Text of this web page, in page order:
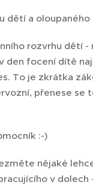
dětí a
rozvrhu dětí
den focení dítě
To je zkrátka
přenese se
:-)
nějaké
v